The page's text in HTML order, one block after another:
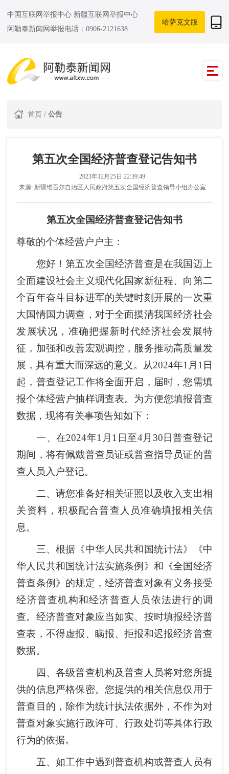
中国互联网举报中心 新疆互联网举报中心
阿勒泰新闻网举报电话：0906-2121638
哈萨克文版
首页 / 公告
第五次全国经济普查登记告知书
2023年12月25日 22:39:49
来源: 新疆维吾尔自治区人民政府第五次全国经济普查领导小组办公室
第五次全国经济普查登记告知书
尊敬的个体经营户户主：
您好！第五次全国经济普查是在我国迈上
全面建设社会主义现代化国家新征程、向第二
个百年奋斗目标进军的关键时刻开展的一次重
大国情国力调查，对于全面摸清我国经济社会
发展状况，准确把握新时代经济社会发展特
征，加强和改善宏观调控，服务推动高质量发
展，具有重大而深远的意义。从2024年1月1日
起，普查登记工作将全面开启，届时，您需填
报个体经营户抽样调查表。为方便您填报普查
数据，现将有关事项告知如下：
一、在2024年1月1日至4月30日普查登记
期间，将有佩戴普查员证或普查指导员证的普
查人员入户登记。
二、请您准备好相关证照以及收入支出相
关资料，积极配合普查人员准确填报相关信
息。
三、根据《中华人民共和国统计法》《中
华人民共和国统计法实施条例》和《全国经济
普查条例》的规定，经济普查对象有义务接受
经济普查机构和经济普查人员依法进行的调
查。经济普查对象应当如实、按时填报经济普
查表，不得虚报、瞒报、拒报和迟报经济普查
数据。
四、各级普查机构及普查人员将对您所提
供的信息严格保密。您提供的相关信息仅用于
普查目的，除作为统计执法依据外，不作为对
普查对象实施行政许可、行政处罚等具体行政
行为的依据。
五、如工作中遇到普查机构或普查人员有